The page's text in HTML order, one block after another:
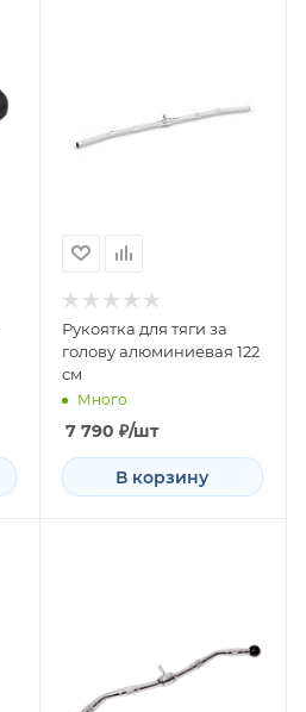
Рукоятка для тяги за
голову алюминиевая 122
см
Много
7 790 ₽/шт
В корзину